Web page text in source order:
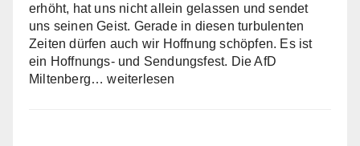
erhöht, hat uns nicht allein gelassen und sendet
uns seinen Geist. Gerade in diesen turbulenten
Zeiten dürfen auch wir Hoffnung schöpfen. Es ist
ein Hoffnungs- und Sendungsfest. Die AfD
Miltenberg…Die
weiterlesen